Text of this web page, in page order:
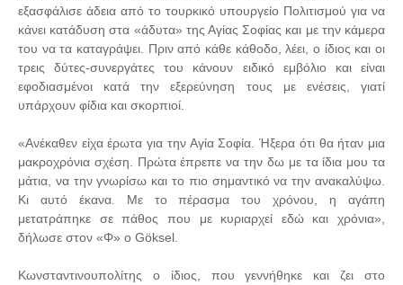
εξασφάλισε άδεια από το τουρκικό υπουργείο Πολιτισμού για να
κάνει κατάδυση στα «άδυτα» της Αγίας Σοφίας και με την κάμερα
του να τα καταγράψει. Πριν από κάθε κάθοδο, λέει, ο ίδιος και οι
τρεις δύτες-συνεργάτες του κάνουν ειδικό εμβόλιο και είναι
εφοδιασμένοι κατά την εξερεύνηση τους με ενέσεις, γιατί
υπάρχουν φίδια και σκορπιοί.
«Ανέκαθεν είχα έρωτα για την Αγία Σοφία. Ήξερα ότι θα ήταν μια
μακροχρόνια σχέση. Πρώτα έπρεπε να την δω με τα ίδια μου τα
μάτια, να την γνωρίσω και το πιο σημαντικό να την ανακαλύψω.
Κι αυτό έκανα. Με το πέρασμα του χρόνου, η αγάπη
μετατράπηκε σε πάθος που με κυριαρχεί εδώ και χρόνια»,
δήλωσε στον «Φ» ο Göksel.
Κωνσταντινουπολίτης ο ίδιος, που γεννήθηκε και ζει στο